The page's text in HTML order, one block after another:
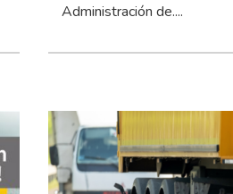
Administración de....